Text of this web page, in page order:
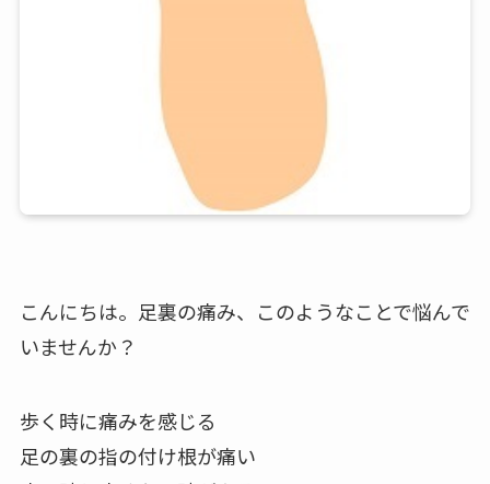
こんにちは。足裏の痛み、このようなことで悩んで
いませんか？
歩く時に痛みを感じる
足の裏の指の付け根が痛い